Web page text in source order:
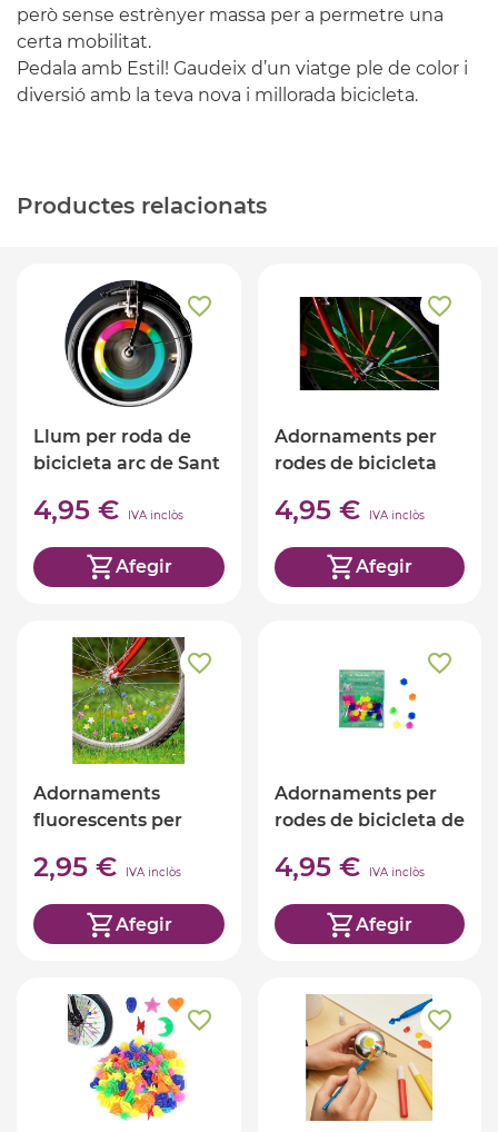
però sense estrènyer massa per a permetre una
certa mobilitat.
Pedala amb Estil! Gaudeix d’un viatge ple de color i
diversió amb la teva nova i millorada bicicleta.
Productes relacionats
Llum per roda de
bicicleta arc de Sant
4,95 € IVA inclòs
Afegir
Adornaments per
rodes de bicicleta
4,95 € IVA inclòs
Afegir
Adornaments
fluorescents per
2,95 € IVA inclòs
Afegir
Adornaments per
rodes de bicicleta de
4,95 € IVA inclòs
Afegir